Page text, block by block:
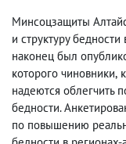
Минсоцзащиты
и структуру
наконец был
которого чиновники,
надеются облегчить
бедности.
по повышению